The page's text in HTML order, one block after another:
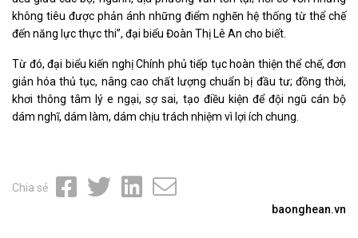
không tiêu được phản ánh những điểm nghẽn hệ thống từ thể chế
đến năng lực thực thi”, đại biểu Đoàn Thị Lê An cho biết.
Từ đó, đại biểu kiến nghị Chính phủ tiếp tục hoàn thiện thể chế, đơn
giản hóa thủ tục, nâng cao chất lượng chuẩn bị đầu tư; đồng thời,
khơi thông tâm lý e ngại, sợ sai, tạo điều kiện để đội ngũ cán bộ
dám nghĩ, dám làm, dám chịu trách nhiệm vì lợi ích chung.
Chia sẻ
baonghean.vn